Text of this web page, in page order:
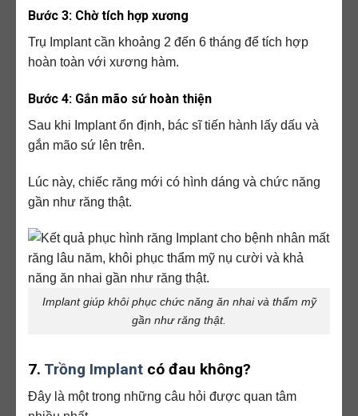
Bước 3: Chờ tích hợp xương
Trụ Implant cần khoảng 2 đến 6 tháng để tích hợp
hoàn toàn với xương hàm.
Bước 4: Gắn mão sứ hoàn thiện
Sau khi Implant ổn định, bác sĩ tiến hành lấy dấu và
gắn mão sứ lên trên.
Lúc này, chiếc răng mới có hình dáng và chức năng
gần như răng thật.
Implant giúp khôi phục chức năng ăn nhai và thẩm mỹ
gần như răng thật.
7. Trồng Implant có đau không?
Đây là một trong những câu hỏi được quan tâm